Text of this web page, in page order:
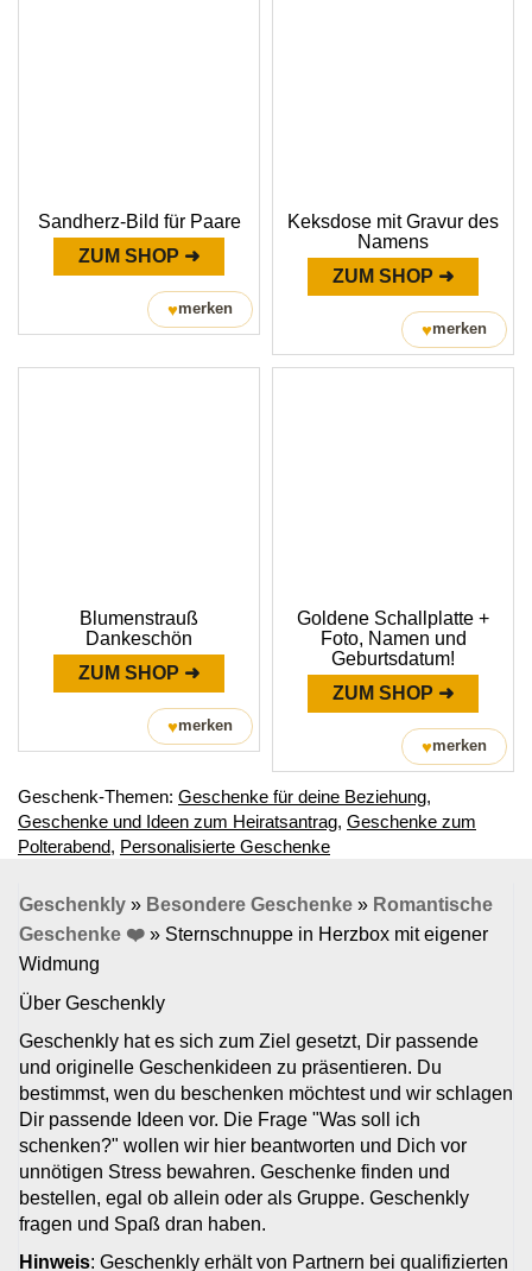
Sandherz-Bild für Paare
ZUM SHOP ➜
♥merken
Keksdose mit Gravur des
Namens
ZUM SHOP ➜
♥merken
Blumenstrauß
Dankeschön
ZUM SHOP ➜
♥merken
Goldene Schallplatte +
Foto, Namen und
Geburtsdatum!
ZUM SHOP ➜
♥merken
Geschenk-Themen: Geschenke für deine Beziehung,
Geschenke und Ideen zum Heiratsantrag, Geschenke zum
Polterabend, Personalisierte Geschenke
Geschenkly » Besondere Geschenke » Romantische
Geschenke ❤️ » Sternschnuppe in Herzbox mit eigener
Widmung
Über Geschenkly
Geschenkly hat es sich zum Ziel gesetzt, Dir passende
und originelle Geschenkideen zu präsentieren. Du
bestimmst, wen du beschenken möchtest und wir schlagen
Dir passende Ideen vor. Die Frage "Was soll ich
schenken?" wollen wir hier beantworten und Dich vor
unnötigen Stress bewahren. Geschenke finden und
bestellen, egal ob allein oder als Gruppe. Geschenkly
fragen und Spaß dran haben.
Hinweis: Geschenkly erhält von Partnern bei qualifizierten